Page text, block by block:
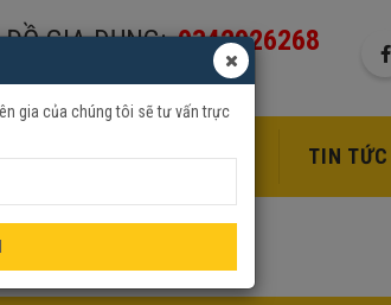
ĐỒ GIA DỤNG: 0342926268
MÃI DỊCH VỤ TIN TỨC
gia của chúng tôi sẽ tư vấn trực